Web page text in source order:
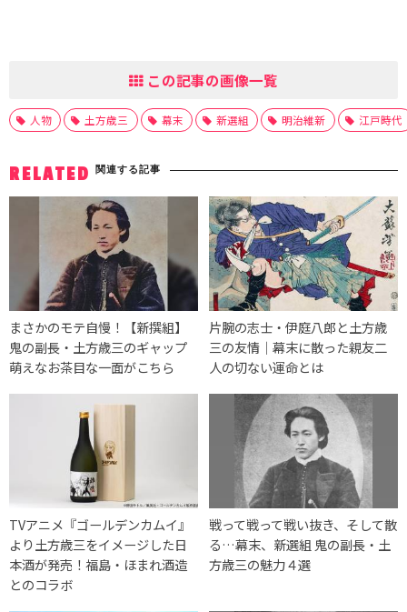
この記事の画像一覧
人物 土方歳三 幕末 新選組 明治維新 江戸時代
RELATED 関連する記事
まさかのモテ自慢！【新撰組】
鬼の副長・土方歳三のギャップ
萌えなお茶目な一面がこちら
片腕の志士・伊庭八郎と土方歳
三の友情｜幕末に散った親友二
人の切ない運命とは
TVアニメ『ゴールデンカムイ』
より土方歳三をイメージした日
本酒が発売！福島・ほまれ酒造
とのコラボ
戦って戦って戦い抜き、そして散
る…幕末、新選組 鬼の副長・土
方歳三の魅力４選